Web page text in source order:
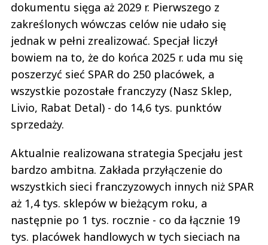
dokumentu sięga aż 2029 r. Pierwszego z
zakreślonych wówczas celów nie udało się
jednak w pełni zrealizować. Specjał liczył
bowiem na to, że do końca 2025 r. uda mu się
poszerzyć sieć SPAR do 250 placówek, a
wszystkie pozostałe franczyzy (Nasz Sklep,
Livio, Rabat Detal) - do 14,6 tys. punktów
sprzedaży.
Aktualnie realizowana strategia Specjału jest
bardzo ambitna. Zakłada przyłączenie do
wszystkich sieci franczyzowych innych niż SPAR
aż 1,4 tys. sklepów w bieżącym roku, a
następnie po 1 tys. rocznie - co da łącznie 19
tys. placówek handlowych w tych sieciach na